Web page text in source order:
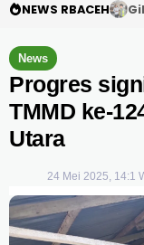
NEWS RBACEH
News
Progres
TMMD ke-
Utara
24 Mei 2025, 14:1